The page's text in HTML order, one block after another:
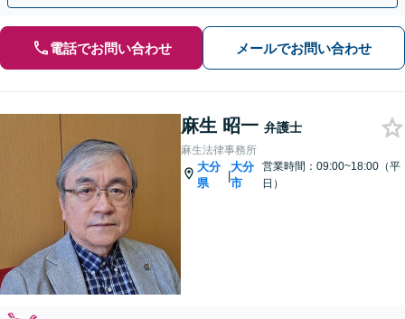
電話でお問い合わせ メールでお問い合わせ
麻生 昭一 弁護士
麻生法律事務所
大分
県
|
大分
市
営業時間：09:00~18:00（平
日）